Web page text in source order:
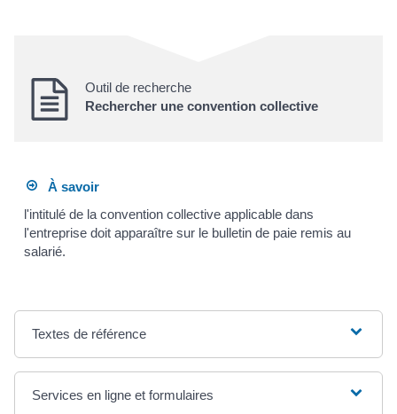
Outil de recherche
Rechercher une convention collective
À savoir
l'intitulé de la convention collective applicable dans
l'entreprise doit apparaître sur le bulletin de paie remis au
salarié.
Textes de référence
Services en ligne et formulaires